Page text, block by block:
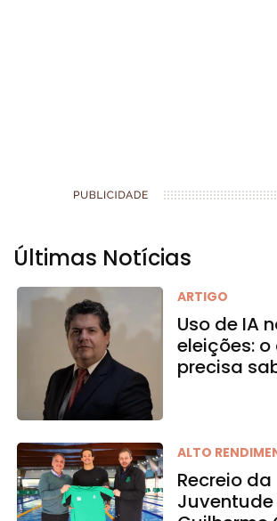
Últimas Notícias
ARTIGO
Uso de IA
eleições:
precisa
ALTO
Recreio da